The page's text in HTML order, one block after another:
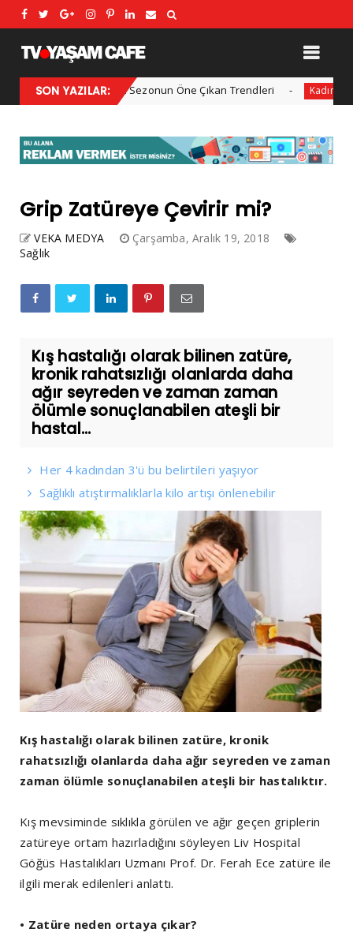
SON YAZILAR:
2025 Kış Modası: Sezonun Öne Çıkan Trendleri Kadın Her
Grip Zatüreye Çevirir mi?
VEKA MEDYA
Çarşamba, Aralık 19, 2018
Sağlık
Kış hastalığı olarak bilinen zatüre,
kronik rahatsızlığı olanlarda daha
ağır seyreden ve zaman zaman
ölümle sonuçlanabilen ateşli bir
hastal...
Her 4 kadından 3'ü bu belirtileri yaşıyor
Sağlıklı atıştırmalıklarla kilo artışı önlenebilir
Kış hastalığı olarak bilinen zatüre, kronik
rahatsızlığı olanlarda daha ağır seyreden ve zaman
zaman ölümle sonuçlanabilen ateşli bir hastalıktır.
Kış mevsiminde sıklıkla görülen ve ağır geçen griplerin
zatüreye ortam hazırladığını söyleyen Liv Hospital
Göğüs Hastalıkları Uzmanı Prof. Dr. Ferah Ece zatüre ile
ilgili merak edilenleri anlattı.
• Zatüre neden ortaya çıkar?